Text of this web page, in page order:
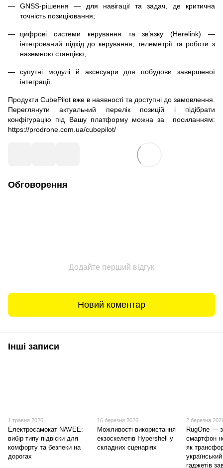
GNSS-рішення — для навігації та задач, де критична
точність позиціювання;
цифрові системи керування та зв’язку (Herelink) —
інтегрований підхід до керування, телеметрії та роботи з
наземною станцією;
супутні модулі й аксесуари для побудови завершеної
інтеграції.
Продукти CubePilot вже в наявності та доступні до замовлення.
Переглянути актуальний перелік позицій і підібрати
конфігурацію під Вашу платформу можна за посиланням:
https://prodrone.com.ua/cubepilot/
Обговорення
Додайте перший відгук
Новий коментар
Інші записи
1 травня 2026
Електросамокат NAVEE:
вибір типу підвіски для
комфорту та безпеки на
дорогах
16 березня 2026
Можливості використання
екзоскелетів Hypershell у
складних сценаріях
2 березня
RugOne —
смартфон
як
гаджетів